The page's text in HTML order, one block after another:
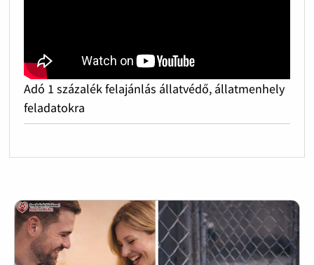
Adó 1 százalék felajánlás állatvédő, állatmenhely
feladatokra